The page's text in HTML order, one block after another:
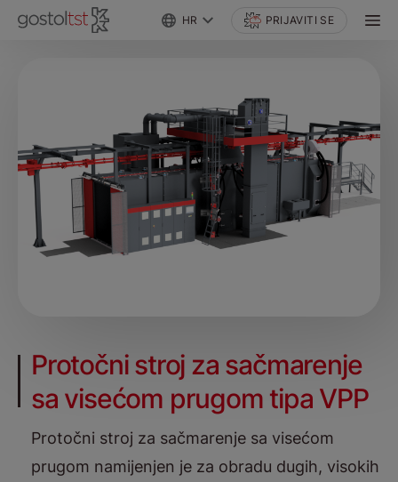
HR PRIJAVITI SE
Protočni stroj za sačmarenje
sa visećom prugom tipa VPP
Protočni stroj za sačmarenje sa visećom
prugom namijenjen je za obradu dugih, visokih